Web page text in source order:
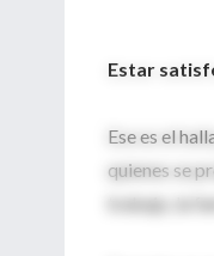
Estar
Ese es el
quienes se
trabajo, la